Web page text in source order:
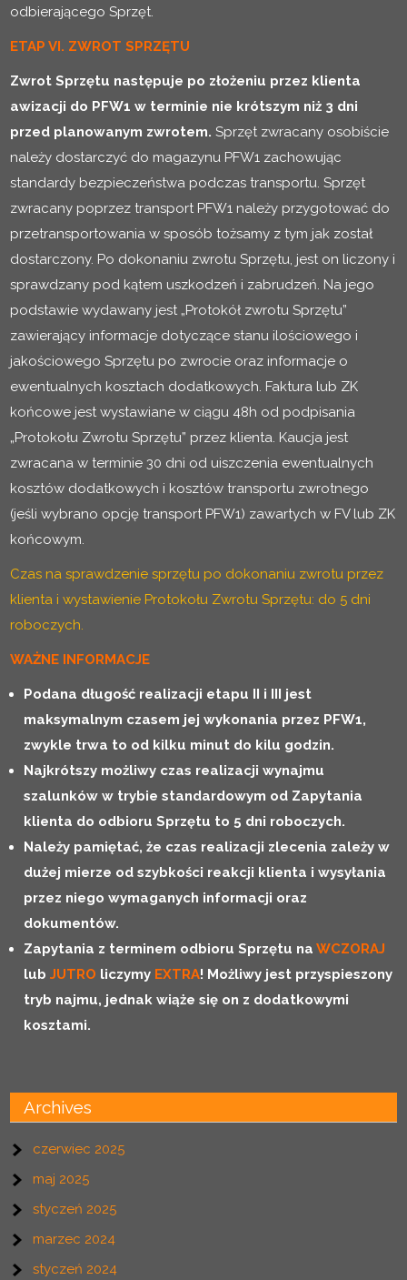
odbierającego Sprzęt.
ETAP VI. ZWROT SPRZĘTU
Zwrot Sprzętu następuje po złożeniu przez klienta
awizacji do PFW1 w terminie nie krótszym niż 3 dni
przed planowanym zwrotem. Sprzęt zwracany osobiście
należy dostarczyć do magazynu PFW1 zachowując
standardy bezpieczeństwa podczas transportu. Sprzęt
zwracany poprzez transport PFW1 należy przygotować do
przetransportowania w sposób tożsamy z tym jak został
dostarczony. Po dokonaniu zwrotu Sprzętu, jest on liczony i
sprawdzany pod kątem uszkodzeń i zabrudzeń. Na jego
podstawie wydawany jest „Protokół zwrotu Sprzętu”
zawierający informacje dotyczące stanu ilościowego i
jakościowego Sprzętu po zwrocie oraz informacje o
ewentualnych kosztach dodatkowych. Faktura lub ZK
końcowe jest wystawiane w ciągu 48h od podpisania
„Protokołu Zwrotu Sprzętu” przez klienta. Kaucja jest
zwracana w terminie 30 dni od uiszczenia ewentualnych
kosztów dodatkowych i kosztów transportu zwrotnego
(jeśli wybrano opcję transport PFW1) zawartych w FV lub ZK
końcowym.
Czas na sprawdzenie sprzętu po dokonaniu zwrotu przez
klienta i wystawienie Protokołu Zwrotu Sprzętu: do 5 dni
roboczych.
WAŻNE INFORMACJE
Podana długość realizacji etapu II i III jest
maksymalnym czasem jej wykonania przez PFW1,
zwykle trwa to od kilku minut do kilu godzin.
Najkrótszy możliwy czas realizacji wynajmu
szalunków w trybie standardowym od Zapytania
klienta do odbioru Sprzętu to 5 dni roboczych.
Należy pamiętać, że czas realizacji zlecenia zależy w
dużej mierze od szybkości reakcji klienta i wysyłania
przez niego wymaganych informacji oraz
dokumentów.
Zapytania z terminem odbioru Sprzętu naWCZORAJ
lubJUTRO liczymy EXTRA! Możliwy jest przyspieszony
tryb najmu, jednak wiąże się on z dodatkowymi
kosztami.
Archives
czerwiec 2025
maj 2025
styczeń 2025
marzec 2024
styczeń 2024